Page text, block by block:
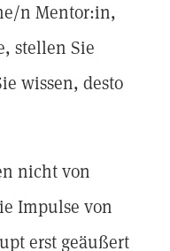
n Mentor:in,
stellen Sie
wissen, desto
nicht von
Impulse von
erst geäußert